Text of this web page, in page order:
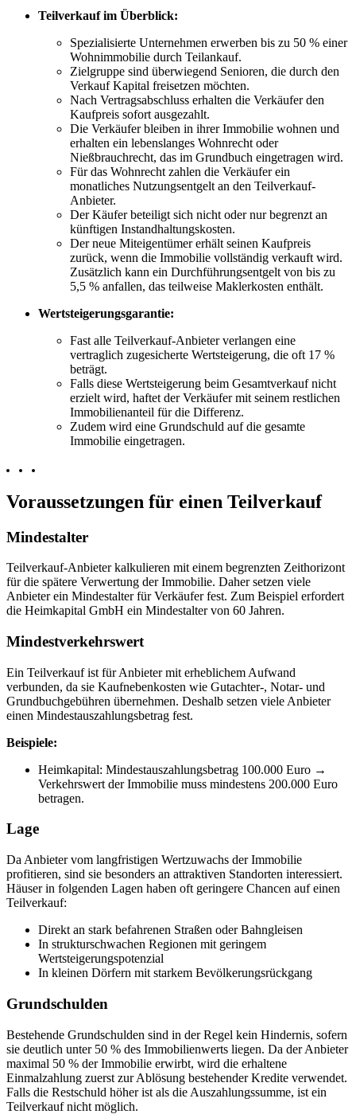
Teilverkauf im Überblick:
Spezialisierte Unternehmen erwerben bis zu 50 % einer
Wohnimmobilie durch Teilankauf.
Zielgruppe sind überwiegend Senioren, die durch den
Verkauf Kapital freisetzen möchten.
Nach Vertragsabschluss erhalten die Verkäufer den
Kaufpreis sofort ausgezahlt.
Die Verkäufer bleiben in ihrer Immobilie wohnen und
erhalten ein lebenslanges Wohnrecht oder
Nießbrauchrecht, das im Grundbuch eingetragen wird.
Für das Wohnrecht zahlen die Verkäufer ein
monatliches Nutzungsentgelt an den Teilverkauf-
Anbieter.
Der Käufer beteiligt sich nicht oder nur begrenzt an
künftigen Instandhaltungskosten.
Der neue Miteigentümer erhält seinen Kaufpreis
zurück, wenn die Immobilie vollständig verkauft wird.
Zusätzlich kann ein Durchführungsentgelt von bis zu
5,5 % anfallen, das teilweise Maklerkosten enthält.
Wertsteigerungsgarantie:
Fast alle Teilverkauf-Anbieter verlangen eine
vertraglich zugesicherte Wertsteigerung, die oft 17 %
beträgt.
Falls diese Wertsteigerung beim Gesamtverkauf nicht
erzielt wird, haftet der Verkäufer mit seinem restlichen
Immobilienanteil für die Differenz.
Zudem wird eine Grundschuld auf die gesamte
Immobilie eingetragen.
Voraussetzungen für einen Teilverkauf
Mindestalter
Teilverkauf-Anbieter kalkulieren mit einem begrenzten Zeithorizont
für die spätere Verwertung der Immobilie. Daher setzen viele
Anbieter ein Mindestalter für Verkäufer fest. Zum Beispiel erfordert
die Heimkapital GmbH ein Mindestalter von 60 Jahren.
Mindestverkehrswert
Ein Teilverkauf ist für Anbieter mit erheblichem Aufwand
verbunden, da sie Kaufnebenkosten wie Gutachter-, Notar- und
Grundbuchgebühren übernehmen. Deshalb setzen viele Anbieter
einen Mindestauszahlungsbetrag fest.
Beispiele:
Heimkapital: Mindestauszahlungsbetrag 100.000 Euro →
Verkehrswert der Immobilie muss mindestens 200.000 Euro
betragen.
Lage
Da Anbieter vom langfristigen Wertzuwachs der Immobilie
profitieren, sind sie besonders an attraktiven Standorten interessiert.
Häuser in folgenden Lagen haben oft geringere Chancen auf einen
Teilverkauf:
Direkt an stark befahrenen Straßen oder Bahngleisen
In strukturschwachen Regionen mit geringem
Wertsteigerungspotenzial
In kleinen Dörfern mit starkem Bevölkerungsrückgang
Grundschulden
Bestehende Grundschulden sind in der Regel kein Hindernis, sofern
sie deutlich unter 50 % des Immobilienwerts liegen. Da der Anbieter
maximal 50 % der Immobilie erwirbt, wird die erhaltene
Einmalzahlung zuerst zur Ablösung bestehender Kredite verwendet.
Falls die Restschuld höher ist als die Auszahlungssumme, ist ein
Teilverkauf nicht möglich.